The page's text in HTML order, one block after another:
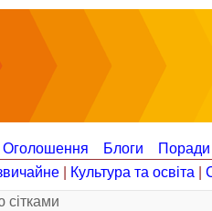
Оголошення Блоги Поради
Культура та освіта